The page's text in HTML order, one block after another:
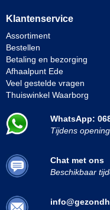
Klantenservice
Assortiment
Bestellen
Betaling en bezorging
Afhaalpunt Ede
Veel gestelde vragen
Thuiswinkel Waarborg
WhatsApp:
Tijdens
Chat met ons
Beschikbaar